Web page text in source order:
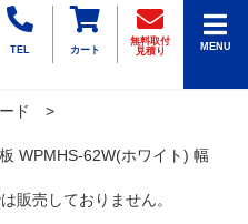
TEL カート
無料取付
見積り
MENU
ド
WPMHS-62W(ホワイト) 幅
販売しておりません。